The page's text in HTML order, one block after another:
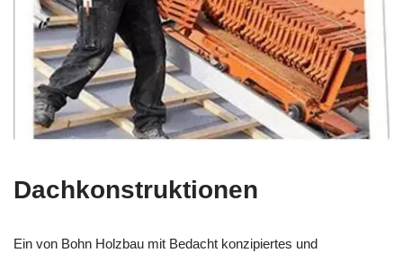
Dachkonstruktionen
Ein von Bohn Holzbau mit Bedacht konzipiertes und